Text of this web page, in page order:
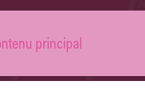
principal
L’AMAZONE